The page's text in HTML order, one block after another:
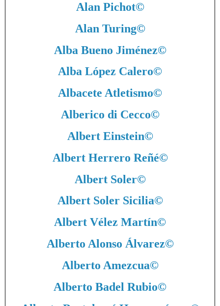
Alan Pichot©
Alan Turing©
Alba Bueno Jiménez©
Alba López Calero©
Albacete Atletismo©
Alberico di Cecco©
Albert Einstein©
Albert Herrero Reñé©
Albert Soler©
Albert Soler Sicilia©
Albert Vélez Martín©
Alberto Alonso Álvarez©
Alberto Amezcua©
Alberto Badel Rubio©